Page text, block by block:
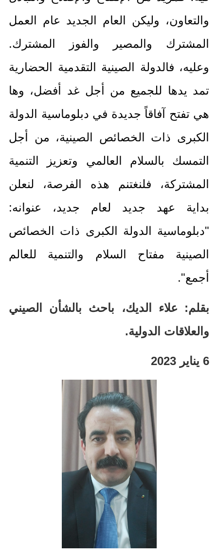
والتعاون، وليكن العام الجديد عام العمل
المشترك والمصير والفوز المشترك.
وعليه، فالدولة الصينية التقدمية الحضارية
تمد يدها للجميع من أجل غد أفضل، وها
هي تفتح آفاقاً جديدة في دبلوماسية الدولة
الكبرى ذات الخصائص الصينية، من أجل
التمسك بالسلام العالمي وتعزيز التنمية
المشتركة، فلنغتنم هذه الفرصة، لنعلن
بداية عهد جديد لعام جديد، عنوانه:
"دبلوماسية الدولة الكبرى ذات الخصائص
الصينية مفتاح السلام والتنمية للعالم
أجمع".
بقلم: علاء الديك، باحث بالشأن الصيني
والعلاقات الدولية.
6 يناير 2023